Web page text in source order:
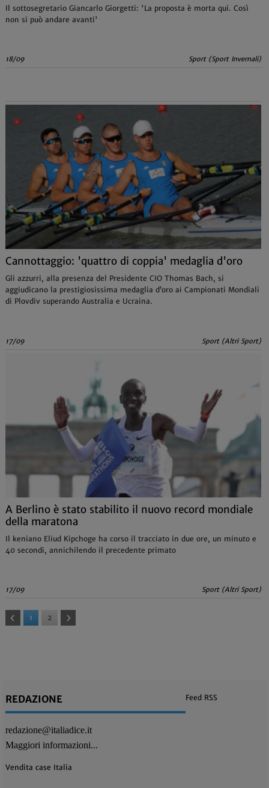
Il sottosegretario Giancarlo Giorgetti: 'La proposta è morta qui. Così
non si può andare avanti'
18/09 Sport (Sport Invernali)
Cannottaggio: 'quattro di coppia' medaglia d'oro
Gli azzurri, alla presenza del Presidente CIO Thomas Bach, si
aggiudicano la prestigiosissima medaglia d’oro ai Campionati Mondiali
di Plovdiv superando Australia e Ucraina.
17/09 Sport (Altri Sport)
A Berlino è stato stabilito il nuovo record mondiale
della maratona
Il keniano Eliud Kipchoge ha corso il tracciato in due ore, un minuto e
40 secondi, annichilendo il precedente primato
17/09 Sport (Altri Sport)
1 2
REDAZIONE
redazione@italiadice.it
Maggiori informazioni...
Vendita case Italia
Feed RSS